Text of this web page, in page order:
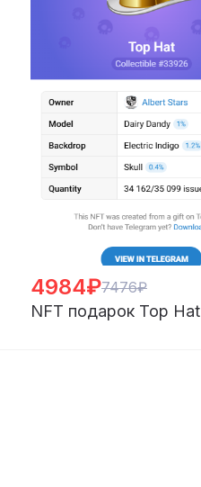
4984₽7476₽
NFT подарок Top